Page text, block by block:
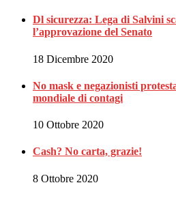
Dl sicurezza: Lega di Salvini
l’approvazione del Senato
18 Dicembre 2020
No mask e negazionisti
mondiale di contagi
10 Ottobre 2020
Cash? No carta, grazie!
8 Ottobre 2020